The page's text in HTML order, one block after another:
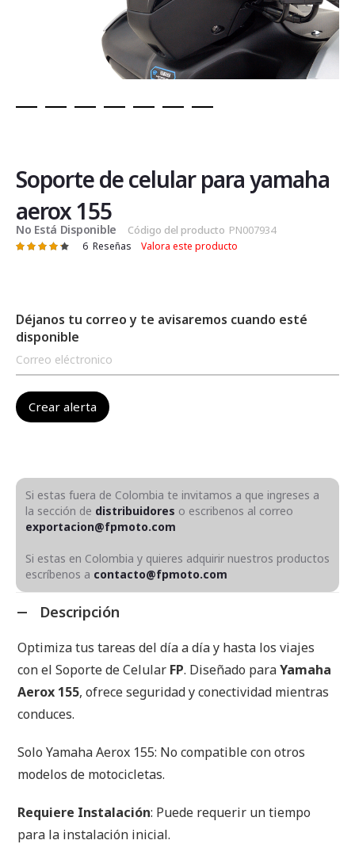
de
la
de
imágenes
Soporte de celular para yamaha
aerox 155
No Está Disponible Código del producto PN007934
Valoración: 6 Reseñas Valora este producto
Déjanos tu correo y te avisaremos cuando esté
disponible
Si estas fuera de Colombia te invitamos a que ingreses a
la sección de distribuidores o escribenos al correo
exportacion@fpmoto.com
Si estas en Colombia y quieres adquirir nuestros productos
escríbenos a contacto@fpmoto.com
Descripción
Optimiza tus tareas del día a día y hasta los viajes
con el Soporte de Celular FP. Diseñado paraYamaha
Aerox 155, ofrece seguridad y conectividad mientras
conduces.
Solo Yamaha Aerox 155: No compatible con otros
modelos de motocicletas.
Requiere Instalación: Puede requerir un tiempo
para la instalación inicial.